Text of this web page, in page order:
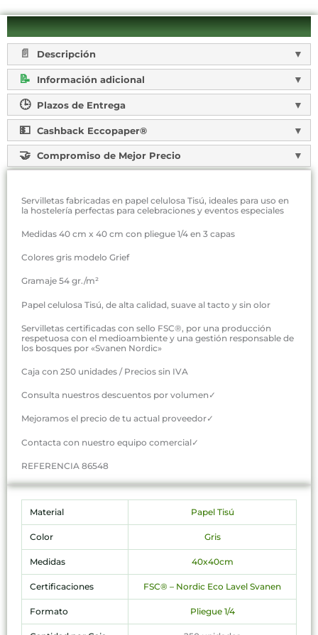
Descripción
Información adicional
Plazos de Entrega
Cashback Eccopaper®
Compromiso de Mejor Precio
Servilletas fabricadas en papel celulosa Tisú, ideales para uso en
la hostelería perfectas para celebraciones y eventos especiales
Medidas 40 cm x 40 cm con pliegue 1/4 en 3 capas
Colores gris modelo Grief
Gramaje 54 gr./m²
Papel celulosa Tisú, de alta calidad, suave al tacto y sin olor
Servilletas certificadas con sello FSC®, por una producción
respetuosa con el medioambiente y una gestión responsable de
los bosques por «Svanen Nordic»
Caja con 250 unidades / Precios sin IVA
Consulta nuestros descuentos por volumen✓
Mejoramos el precio de tu actual proveedor✓
Contacta con nuestro equipo comercial✓
REFERENCIA 86548
Material Papel Tisú
Color Gris
Medidas 40x40cm
Certificaciones FSC® – Nordic Eco Lavel Svanen
Formato Pliegue 1/4